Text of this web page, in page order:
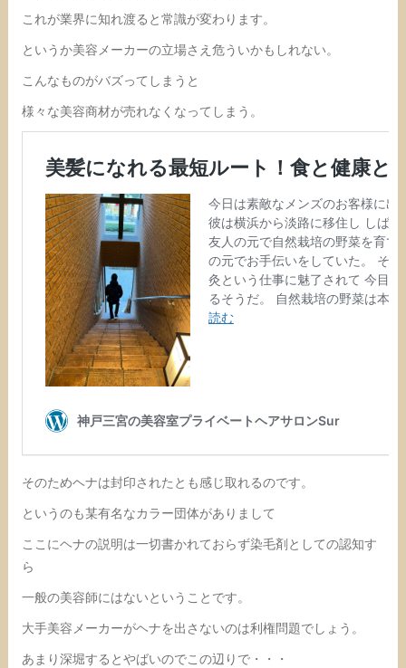
これが業界に知れ渡ると常識が変わります。
というか美容メーカーの立場さえ危ういかもしれない。
こんなものがバズってしまうと
様々な美容商材が売れなくなってしまう。
そのためヘナは封印されたとも感じ取れるのです。
というのも某有名なカラー団体がありまして
ここにヘナの説明は一切書かれておらず染毛剤としての認知す
ら
一般の美容師にはないということです。
大手美容メーカーがヘナを出さないのは利権問題でしょう。
あまり深堀するとやばいのでこの辺りで・・・